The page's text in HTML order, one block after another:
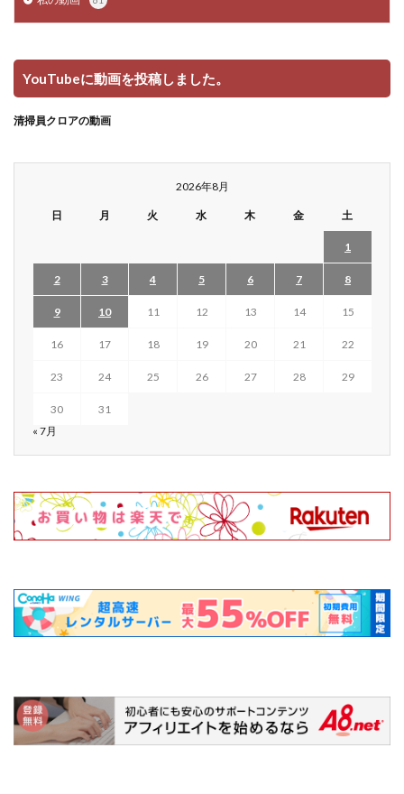
YouTubeに動画を投稿しました。
清掃員クロアの動画
2026年8月
日 月 火 水 木 金 土
1
2 3 4 5 6 7 8
9 10 11 12 13 14 15
16 17 18 19 20 21 22
23 24 25 26 27 28 29
30
31
« 7月